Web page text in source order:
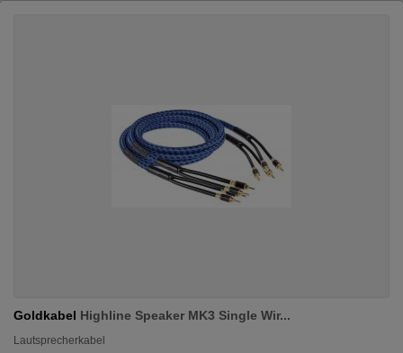
Goldkabel Highline Speaker MK3 Single Wir...
Lautsprecherkabel